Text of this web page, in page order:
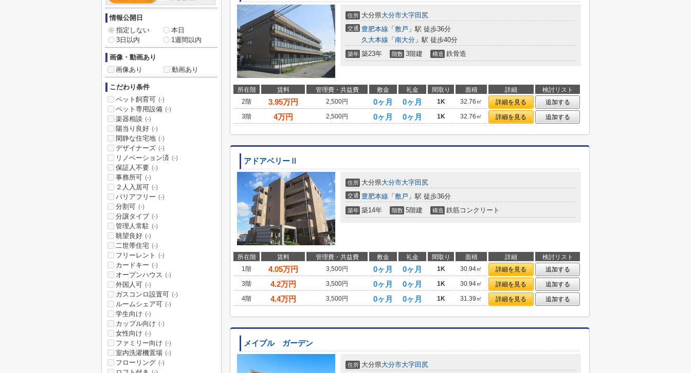
住所 大分県大分市大字田尻
交通 豊肥本線 「 敷戸 」駅 徒歩36分
久大本線 「 南大分 」駅 徒歩40分
築年 築23年 階数 3階建 構造 鉄骨造
所在階 賃料 管理費・共益費 敷金 礼金 間取り 面積 詳細
検討リスト
2階
3.95万円 2,500円 0ヶ月 0ヶ月 1K 32.76㎡ 詳細を見る
追加する
3階
4万円 2,500円 0ヶ月 0ヶ月 1K 32.76㎡ 詳細を見る 追加する
アドアベリーⅡ
住所 大分県大分市大字田尻
交通 豊肥本線 「 敷戸 」駅 徒歩36分
築年 築14年 階数 5階建 構造 鉄筋コンクリート
所在階 賃料 管理費・共益費 敷金 礼金 間取り 面積 詳細
検討リスト
1階
4.05万円 3,500円 0ヶ月 0ヶ月 1K 30.94㎡ 詳細を見る
追加する
3階
4.2万円 3,500円 0ヶ月 0ヶ月 1K 30.94㎡ 詳細を見る
追加する
4階
4.4万円 3,500円 0ヶ月 0ヶ月 1K 31.39㎡ 詳細を見る 追加する
メイプル ガーデン
住所 大分県大分市大字田尻
情報公開日
指定しない
本日
3日以内
1週間以内
画像・動画あり
画像あり
動画あり
こだわり条件
ペット飼育可 (-)
ペット専用設備 (-)
楽器相談 (-)
陽当り良好 (-)
閑静な住宅地 (-)
デザイナーズ (-)
リノベーション済 (-)
保証人不要 (-)
事務所可 (-)
２人入居可 (-)
バリアフリー (-)
分割可 (-)
分譲タイプ (-)
管理人常駐 (-)
眺望良好 (-)
二世帯住宅 (-)
フリーレント (-)
カードキー (-)
オープンハウス (-)
外国人可 (-)
ガスコンロ設置可 (-)
ルームシェア可 (-)
学生向け (-)
カップル向け (-)
女性向け (-)
ファミリー向け (-)
室内洗濯機置場 (-)
フローリング (-)